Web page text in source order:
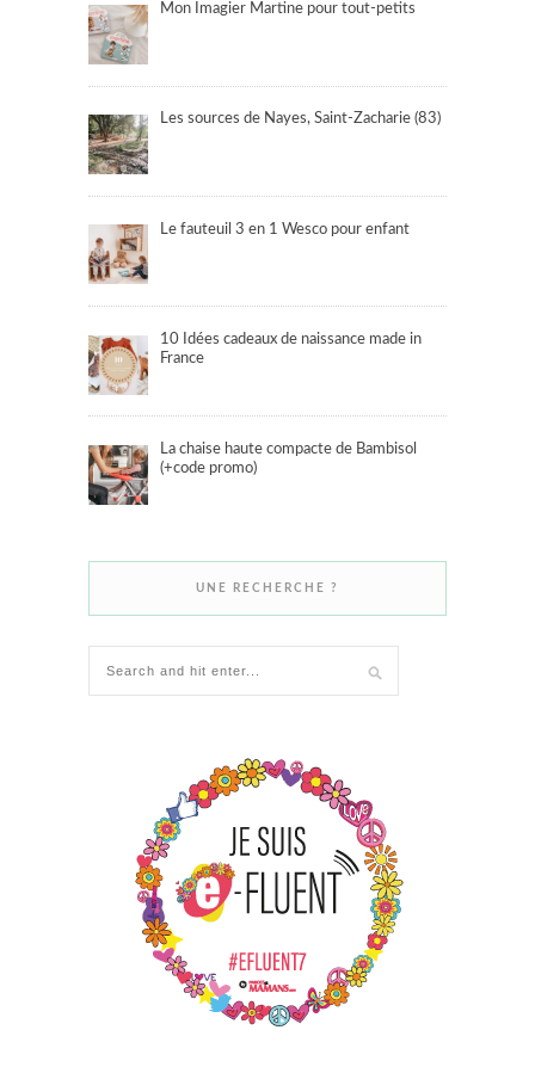
Mon Imagier Martine pour tout-petits
Les sources de Nayes, Saint-Zacharie (83)
Le fauteuil 3 en 1 Wesco pour enfant
10 Idées cadeaux de naissance made in
France
La chaise haute compacte de Bambisol
(+code promo)
UNE RECHERCHE ?